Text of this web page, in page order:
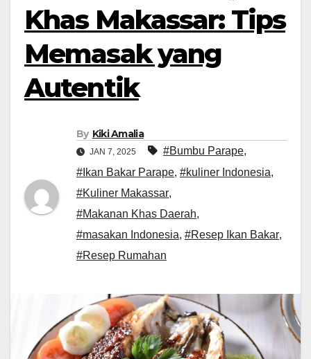
Khas Makassar: Tips
Memasak yang
Autentik
By Kiki Amalia
JAN 7, 2025 #Bumbu Parape,
#Ikan Bakar Parape, #kuliner Indonesia,
#Kuliner Makassar,
#Makanan Khas Daerah,
#masakan Indonesia, #Resep Ikan Bakar,
#Resep Rumahan